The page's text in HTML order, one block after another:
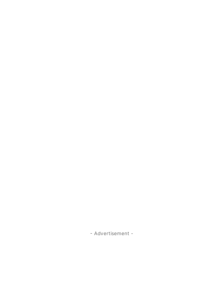
- Advertisement -